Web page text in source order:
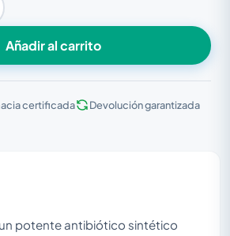
Añadir al carrito
certificada Devolución garantizada
potente antibiótico sintético